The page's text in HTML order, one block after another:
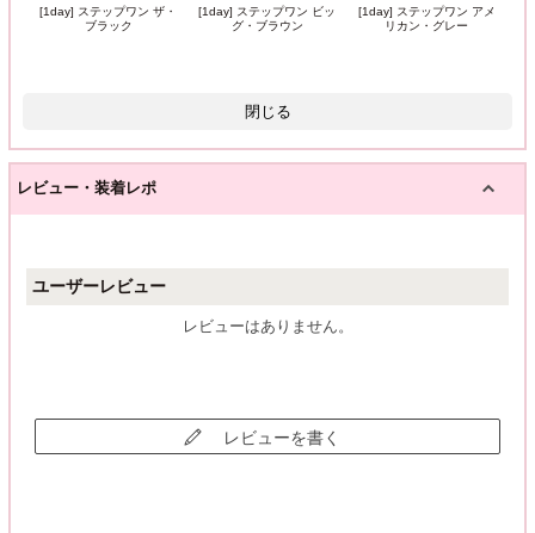
[1day] ステップワン ザ・
ブラック
[1day] ステップワン ビッ
グ・ブラウン
[1day] ステップワン アメ
リカン・グレー
閉じる
レビュー・装着レポ
ユーザーレビュー
レビューはありません。
レビューを書く